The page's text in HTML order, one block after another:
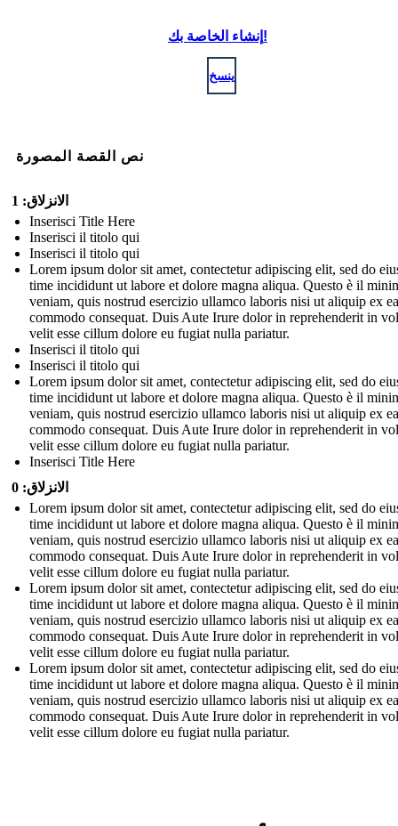
إنشاء الخاصة بك!
ينسخ
نص القصة المصورة
الانزلاق: 1
Inserisci Title Here
Inserisci il titolo qui
Inserisci il titolo qui
Lorem ipsum dolor sit amet, contectetur adipiscing elit, sed do
time incididunt ut labore et dolore magna aliqua. Questo è il
veniam, quis nostrud esercizio ullamco laboris nisi ut aliquip ex ea
commodo consequat. Duis Aute Irure dolor in reprehenderit in
velit esse cillum dolore eu fugiat nulla pariatur.
Inserisci il titolo qui
Inserisci il titolo qui
Lorem ipsum dolor sit amet, contectetur adipiscing elit, sed do
time incididunt ut labore et dolore magna aliqua. Questo è il
veniam, quis nostrud esercizio ullamco laboris nisi ut aliquip ex ea
commodo consequat. Duis Aute Irure dolor in reprehenderit in
velit esse cillum dolore eu fugiat nulla pariatur.
Inserisci Title Here
الانزلاق: 0
Lorem ipsum dolor sit amet, contectetur adipiscing elit, sed do
time incididunt ut labore et dolore magna aliqua. Questo è il
veniam, quis nostrud esercizio ullamco laboris nisi ut aliquip ex ea
commodo consequat. Duis Aute Irure dolor in reprehenderit in
velit esse cillum dolore eu fugiat nulla pariatur.
Lorem ipsum dolor sit amet, contectetur adipiscing elit, sed do
time incididunt ut labore et dolore magna aliqua. Questo è il
veniam, quis nostrud esercizio ullamco laboris nisi ut aliquip ex ea
commodo consequat. Duis Aute Irure dolor in reprehenderit in
velit esse cillum dolore eu fugiat nulla pariatur.
Lorem ipsum dolor sit amet, contectetur adipiscing elit, sed do
time incididunt ut labore et dolore magna aliqua. Questo è il
veniam, quis nostrud esercizio ullamco laboris nisi ut aliquip ex ea
commodo consequat. Duis Aute Irure dolor in reprehenderit in
velit esse cillum dolore eu fugiat nulla pariatur.